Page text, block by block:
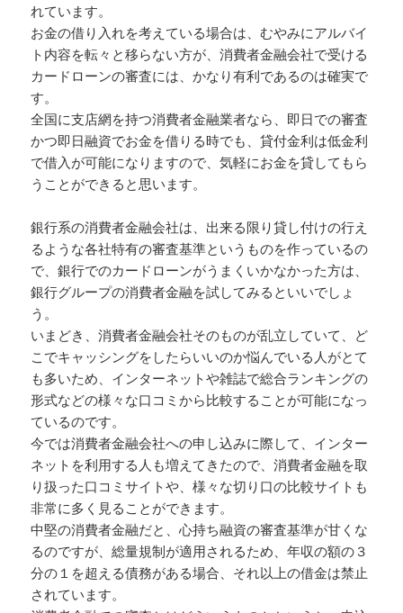
れています。
お金の借り入れを考えている場合は、むやみにアルバイ
ト内容を転々と移らない方が、消費者金融会社で受ける
カードローンの審査には、かなり有利であるのは確実で
す。
全国に支店網を持つ消費者金融業者なら、即日での審査
かつ即日融資でお金を借りる時でも、貸付金利は低金利
で借入が可能になりますので、気軽にお金を貸してもら
うことができると思います。
銀行系の消費者金融会社は、出来る限り貸し付けの行え
るような各社特有の審査基準というものを作っているの
で、銀行でのカードローンがうまくいかなかった方は、
銀行グループの消費者金融を試してみるといいでしょ
う。
いまどき、消費者金融会社そのものが乱立していて、ど
こでキャッシングをしたらいいのか悩んでいる人がとて
も多いため、インターネットや雑誌で総合ランキングの
形式などの様々な口コミから比較することが可能になっ
ているのです。
今では消費者金融会社への申し込みに際して、インター
ネットを利用する人も増えてきたので、消費者金融を取
り扱った口コミサイトや、様々な切り口の比較サイトも
非常に多く見ることができます。
中堅の消費者金融だと、心持ち融資の審査基準が甘くな
るのですが、総量規制が適用されるため、年収の額の３
分の１を超える債務がある場合、それ以上の借金は禁止
されています。